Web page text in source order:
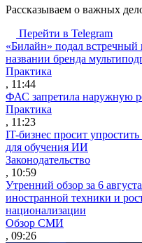
Рассказываем о важных
Перейти в Telegram
«Билайн» подал встречный
названии бренда
Практика
, 11:44
ФАС запретила наружную
Практика
, 11:23
IT-бизнес просит
для обучения ИИ
Законодательство
, 10:59
Утренний обзор за 6
иностранной техники и
национализации
Обзор СМИ
, 09:26